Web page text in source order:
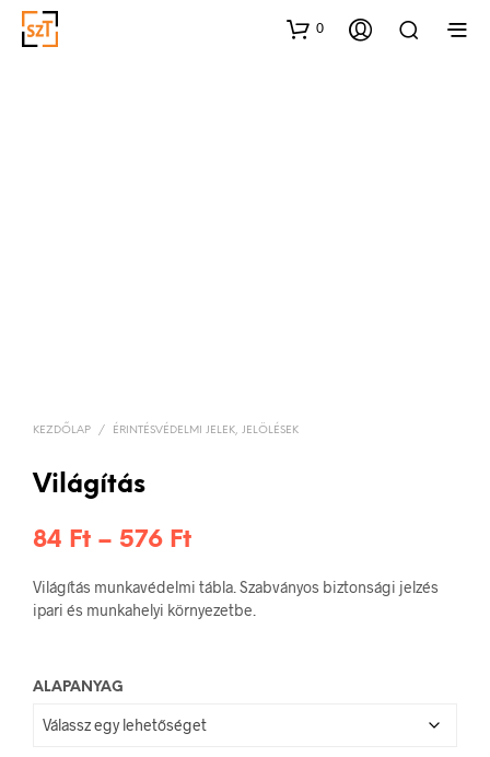
0
KEZDŐLAP / ÉRINTÉSVÉDELMI JELEK, JELÖLÉSEK
Világítás
84 Ft – 576 FtÁrtartomány:
84 Ft
-
Világítás munkavédelmi tábla. Szabványos biztonsági jelzés
ipari és munkahelyi környezetbe.
ALAPANYAG